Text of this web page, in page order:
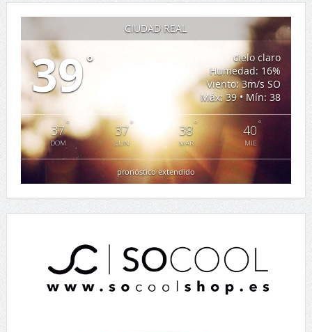
CIUDAD REAL
39°
cielo claro
Humedad: 16%
Viento: 3m/s SO
Máx: 39 • Mín: 38
37°
DOM
37°
LUN
38°
MAR
40 °
MIE
pronóstico extendido